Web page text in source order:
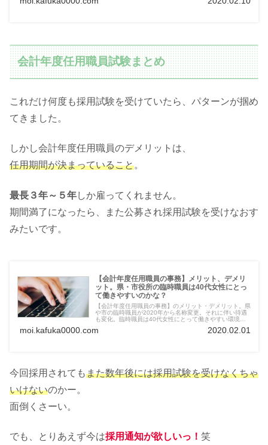
も是非読んでください。
会計年度任用職員試験まとめ
これだけ何度も採用試験を受けていたら、パターンが掴め
てきました。
しかし会計年度任用職員のデメリットは、
任用期間が決まっていること。
最長３年～５年しか雇ってくれません。
期間満了になったら、また公募され採用試験を受けなおす
みたいです。
【会計年度任用職員の事務】メリット、デメリ
ット。県・市役所の臨時職員は40代女性にとっ
て働きやすいのかな？
【会計年度任用職員の事務】のメリット・デメリット。県
や市の臨時職員が2020年から名称変更。それに伴い待遇
も変化。臨時職員は40代女性にとって働きやすい環境な
になること全部お伝えします。
moi.kafuka0000.com 2020.02.01
今回採用されてもまた数年後には採用試験を受けなくちゃ
いけないのかー。
面倒くさーい。
でも、とりあえず今は採用通知が欲しいっ！ 笑